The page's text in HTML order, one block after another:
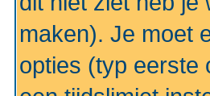
maken). Je moet
opties (typ